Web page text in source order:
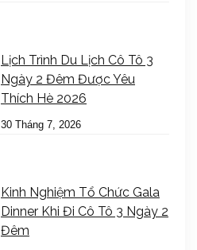
Lịch Trình Du Lịch Cô Tô 3
Ngày 2 Đêm Được Yêu
Thích Hè 2026
30 Tháng 7, 2026
Kinh Nghiệm Tổ Chức Gala
Dinner Khi Đi Cô Tô 3 Ngày 2
Đêm